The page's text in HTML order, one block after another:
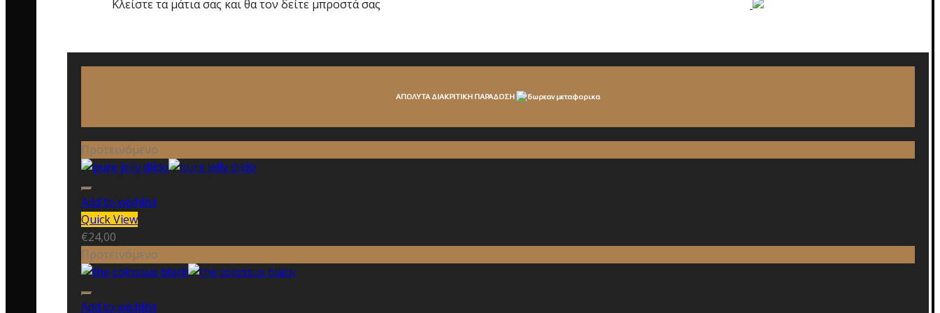
Κλείστε τα μάτια σας και θα τον δείτε μπροστά σας
ΑΠΟΛΥΤΑ ΔΙΑΚΡΙΤΙΚΗ ΠΑΡΑΔΟΣΗ
Προτεινόμενο
Add to wishlist
Quick View
€24,00
Προτεινόμενο
Add to wishlist